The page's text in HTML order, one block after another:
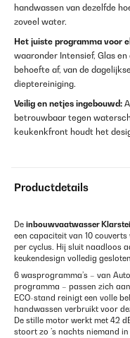
handwassen van dezelfde
zoveel water.
Het juiste programma voor
waaronder Intensief, Glas
behoefte af, van de
dieptereiniging.
Veilig en netjes ingebouwd:
betrouwbaar tegen
keukenkfront houdt het
Productdetails
De inbouwvaatwasser
een capaciteit van 10
per cyclus. Hij sluit naadloos
keukendesign volledig
6 wasprogramma’s – van
programma – passen zich
ECO-stand reinigt een volle
handwassen verbruikt voor
De stille motor werkt met 42
stoort zo ’s nachts niemand in